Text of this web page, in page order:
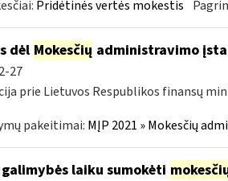
Pridėtinės vertės mokestis
dėl Mokesčių administravimo
27
prie Lietuvos Respublikos finansų
pakeitimai: MĮP 2021 » Mokesčių
laiku sumokėti